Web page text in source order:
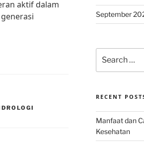
aktif dalam
September
for:
RECENT
Manfaat dan
Kesehatan